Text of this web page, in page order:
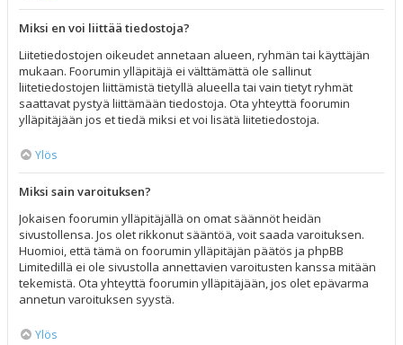
Miksi en voi liittää tiedostoja?
Liitetiedostojen oikeudet annetaan alueen, ryhmän tai käyttäjän
mukaan. Foorumin ylläpitäjä ei välttämättä ole sallinut
liitetiedostojen liittämistä tietyllä alueella tai vain tietyt ryhmät
saattavat pystyä liittämään tiedostoja. Ota yhteyttä foorumin
ylläpitäjään jos et tiedä miksi et voi lisätä liitetiedostoja.
Ylös
Miksi sain varoituksen?
Jokaisen foorumin ylläpitäjällä on omat säännöt heidän
sivustollensa. Jos olet rikkonut sääntöä, voit saada varoituksen.
Huomioi, että tämä on foorumin ylläpitäjän päätös ja phpBB
Limitedillä ei ole sivustolla annettavien varoitusten kanssa mitään
tekemistä. Ota yhteyttä foorumin ylläpitäjään, jos olet epävarma
annetun varoituksen syystä.
Ylös